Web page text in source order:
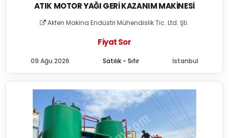
ATIK MOTOR YAĞI GERI KAZANIM MAKINESI
Akfen Makina Endüstri Mühendislik Tic. Ltd. Şti.
Fiyat Sor
Satılık - Sıfır
09 Ağu 2026 İstanbul